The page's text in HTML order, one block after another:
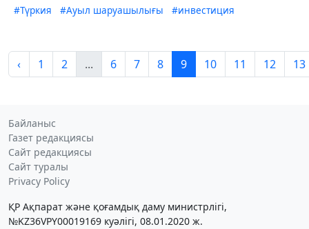
#Түркия #Ауыл шаруашылығы #инвестиция
‹ 1 2 ... 6 7 8 9 10 11 12 13
Байланыс
Газет редакциясы
Сайт редакциясы
Сайт туралы
Privacy Policy
ҚР Ақпарат және қоғамдық даму министрлігі,
№KZ36VPY00019169 куәлігі, 08.01.2020 ж.